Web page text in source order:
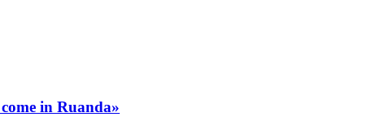
in Ruanda»